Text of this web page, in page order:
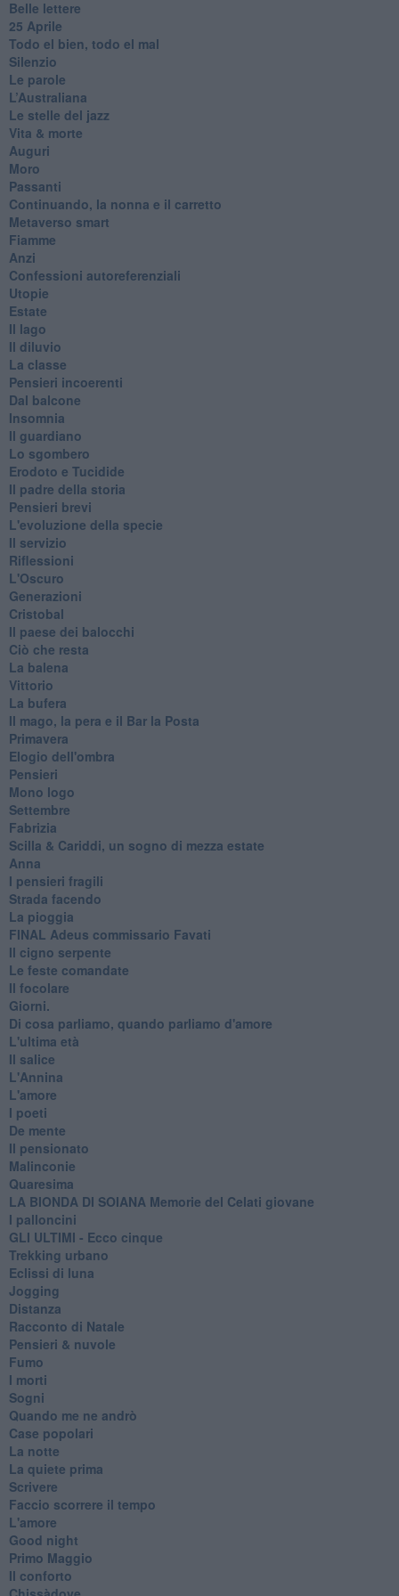
Belle lettere
25 Aprile
Todo el bien, todo el mal
Silenzio
Le parole
​L’Australiana
Le stelle del jazz
Vita & morte
Auguri
Moro
Passanti
Continuando, la nonna e il carretto
Metaverso smart
Fiamme
Anzi
Confessioni autoreferenziali
Utopie
Estate
Il lago
Il diluvio
La classe
Pensieri incoerenti
Dal balcone
Insomnia
Il guardiano
Lo sgombero
Erodoto e Tucidide
Il padre della storia
Pensieri brevi
L'evoluzione della specie
Il servizio
Riflessioni
L'Oscuro
Generazioni
Cristobal
Il paese dei balocchi
Ciò che resta
La balena
Vittorio
La bufera
Il mago, la pera e il Bar la Posta
Primavera
Elogio dell'ombra
Pensieri
Mono logo
Settembre
Fabrizia
​Scilla & Cariddi, un sogno di mezza estate
Anna
I pensieri fragili
Strada facendo
La pioggia
FINAL Adeus commissario Favati
Il cigno serpente
Le feste comandate
Il focolare
Giorni.
Di cosa parliamo, quando parliamo d'amore
L'ultima età
Il salice
L'Annina
L'amore
I poeti
De mente
Il pensionato
Malinconie
Quaresima
LA BIONDA DI SOIANA Memorie del Celati giovane
I palloncini
GLI ULTIMI - Ecco cinque
Trekking urbano
Eclissi di luna
Jogging
Distanza
Racconto di Natale
Pensieri & nuvole
Fumo
I morti
Sogni
Quando me ne andrò
Case popolari
La notte
La quiete prima
Scrivere
Faccio scorrere il tempo
L'amore
Good night
Primo Maggio
Il conforto